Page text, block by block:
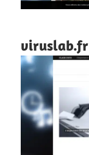
viruslab.fr